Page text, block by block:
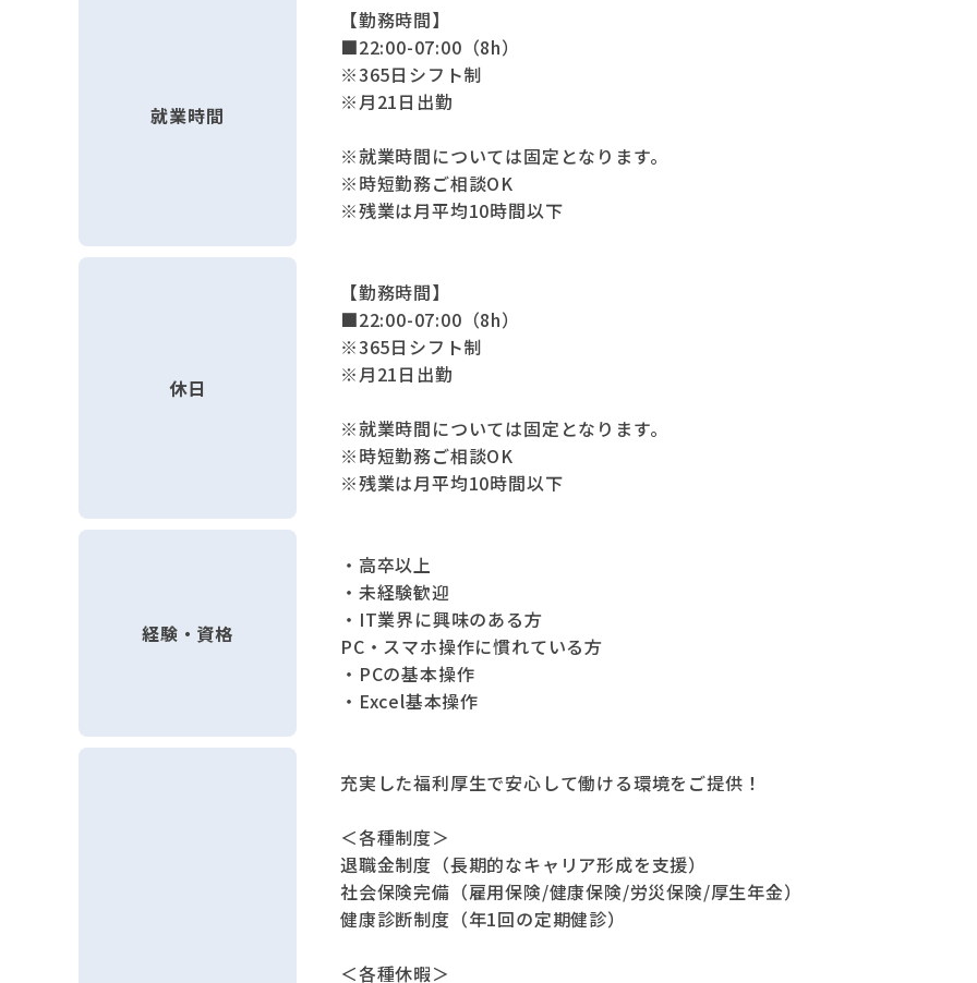
就業時間
【勤務時間】
■22:00-07:00（8h）
※365日シフト制
※月21日出勤
※就業時間については固定となります。
※時短勤務ご相談OK
※残業は月平均10時間以下
休日
【勤務時間】
■22:00-07:00（8h）
※365日シフト制
※月21日出勤
※就業時間については固定となります。
※時短勤務ご相談OK
※残業は月平均10時間以下
経験・資格
・高卒以上
・未経験歓迎
・IT業界に興味のある方
PC・スマホ操作に慣れている方
・PCの基本操作
・Excel基本操作
充実した福利厚生で安心して働ける環境をご提供！
＜各種制度＞
退職金制度（長期的なキャリア形成を支援）
社会保険完備（雇用保険/健康保険/労災保険/厚生年金）
健康診断制度（年1回の定期健診）
＜各種休暇＞